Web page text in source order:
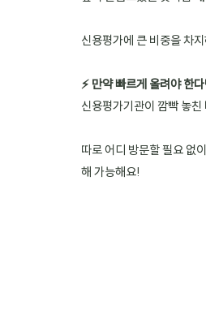
신용평가에 큰 비중을 차
⚡ 만약 빠르게 올려야 한
신용평가기관이 깜빡 놓친
따로 어디 방문할 필요 없이,
해 가능해요!